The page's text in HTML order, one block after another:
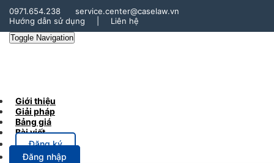
0971.654.238
service.center@caselaw.vn
Hướng dẫn sử dụng
Liên hệ
Toggle Navigation
Giới thiệu
Giải pháp
Bảng giá
Bài viết
Đăng ký
Đăng nhập